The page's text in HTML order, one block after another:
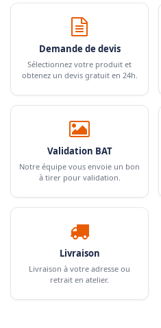
Demande de devis
Sélectionnez votre produit et
obtenez un devis gratuit en 24h.
Validation BAT
Notre équipe vous envoie un bon
à tirer pour validation.
Livraison
Livraison à votre adresse ou
retrait en atelier.